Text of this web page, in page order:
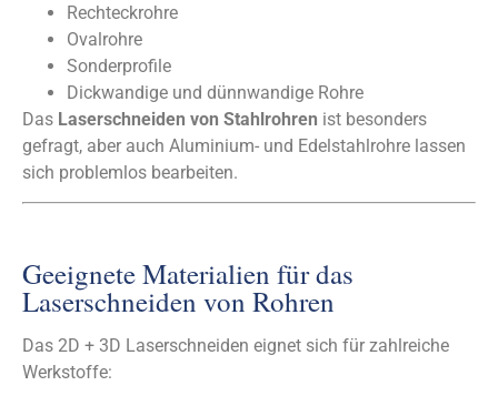
Rechteckrohre
Ovalrohre
Sonderprofile
Dickwandige und dünnwandige Rohre
Das Laserschneiden von Stahlrohren ist besonders
gefragt, aber auch Aluminium- und Edelstahlrohre lassen
sich problemlos bearbeiten.
Geeignete Materialien für das
Laserschneiden von Rohren
Das 2D + 3D Laserschneiden eignet sich für zahlreiche
Werkstoffe: